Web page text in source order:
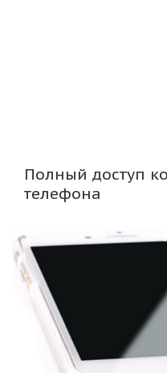
Полный доступ
телефона